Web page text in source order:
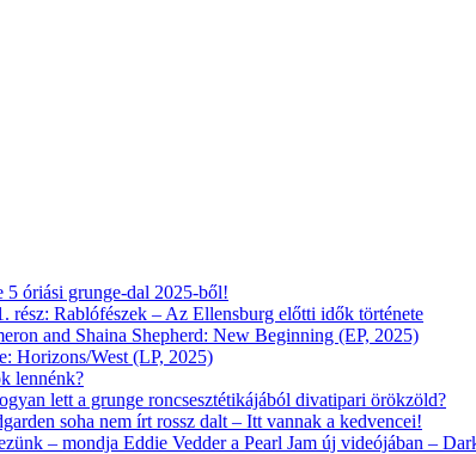
5 óriási grunge-dal 2025-ből!
rész: Rablófészek – Az Ellensburg előtti idők története
and Shaina Shepherd: New Beginning (EP, 2025)
Horizons/West (LP, 2025)
lennénk?
lett a grunge roncsesztétikájából divatipari örökzöld?
soha nem írt rossz dalt – Itt vannak a kedvencei!
– mondja Eddie Vedder a Pearl Jam új videójában –